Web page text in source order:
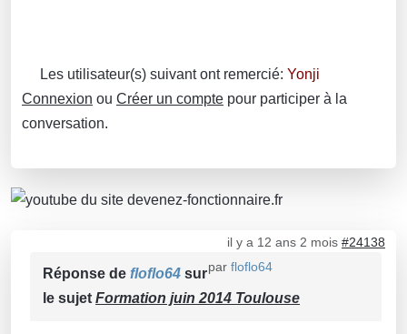
Les utilisateur(s) suivant ont remercié: Yonji
Connexion ou Créer un compte pour participer à la
conversation.
il y a 12 ans 2 mois #24138
par floflo64
Réponse de floflo64 sur
le sujet Formation juin 2014 Toulouse